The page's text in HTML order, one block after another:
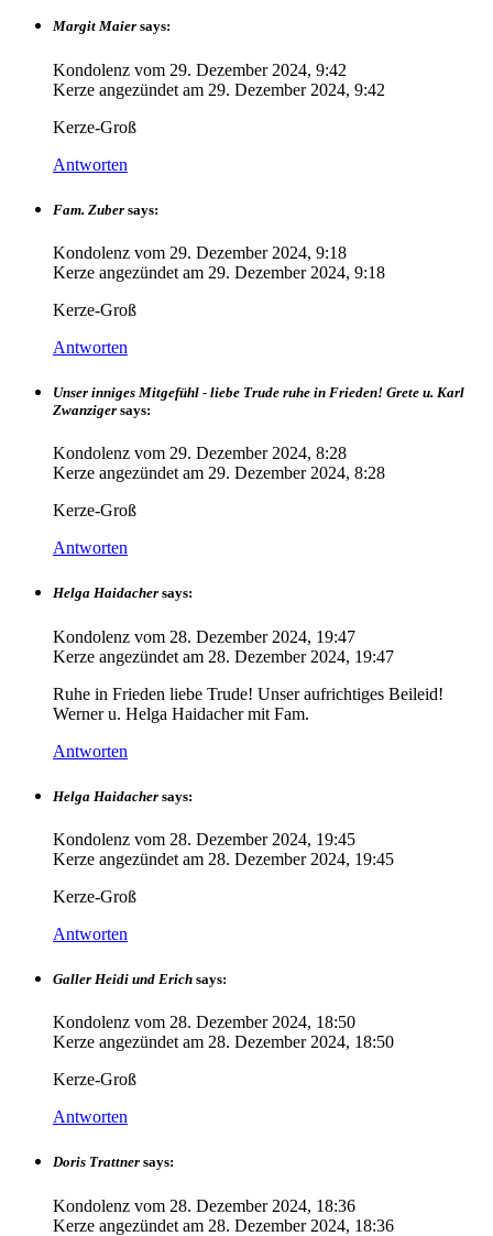
Margit Maier says:
Kondolenz vom 29. Dezember 2024, 9:42
Kerze angezündet am 29. Dezember 2024, 9:42
Kerze-Groß
Antworten
Fam. Zuber says:
Kondolenz vom 29. Dezember 2024, 9:18
Kerze angezündet am 29. Dezember 2024, 9:18
Kerze-Groß
Antworten
Unser inniges Mitgefühl - liebe Trude ruhe in Frieden! Grete u. Karl
Zwanziger says:
Kondolenz vom 29. Dezember 2024, 8:28
Kerze angezündet am 29. Dezember 2024, 8:28
Kerze-Groß
Antworten
Helga Haidacher says:
Kondolenz vom 28. Dezember 2024, 19:47
Kerze angezündet am 28. Dezember 2024, 19:47
Ruhe in Frieden liebe Trude! Unser aufrichtiges Beileid!
Werner u. Helga Haidacher mit Fam.
Antworten
Helga Haidacher says:
Kondolenz vom 28. Dezember 2024, 19:45
Kerze angezündet am 28. Dezember 2024, 19:45
Kerze-Groß
Antworten
Galler Heidi und Erich says:
Kondolenz vom 28. Dezember 2024, 18:50
Kerze angezündet am 28. Dezember 2024, 18:50
Kerze-Groß
Antworten
Doris Trattner says:
Kondolenz vom 28. Dezember 2024, 18:36
Kerze angezündet am 28. Dezember 2024, 18:36